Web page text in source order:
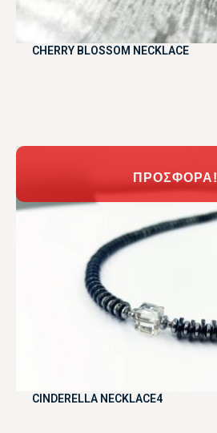
CHERRY BLOSSOM NECKLACE
ΠΡΟΣΦΟΡΆ!
CINDERELLA NECKLACE4